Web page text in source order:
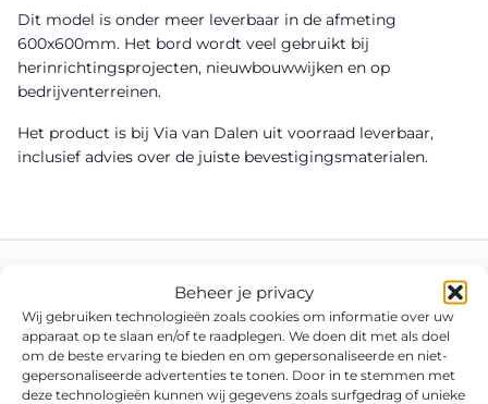
Beheer je privacy
Wij gebruiken technologieën zoals cookies om informatie over uw
apparaat op te slaan en/of te raadplegen. We doen dit met als doel
om de beste ervaring te bieden en om gepersonaliseerde en niet-
gepersonaliseerde advertenties te tonen. Door in te stemmen met
deze technologieën kunnen wij gegevens zoals surfgedrag of unieke
Dit model is onder meer leverbaar in de afmeting
600x600mm. Het bord wordt veel gebruikt bij
herinrichtingsprojecten, nieuwbouwwijken en op
bedrijventerreinen.
Het product is bij Via van Dalen uit voorraad leverbaar,
inclusief advies over de juiste bevestigingsmaterialen.